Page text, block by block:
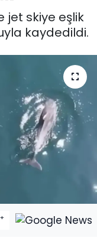
jet skiye eşlik
kaydedildi.
+